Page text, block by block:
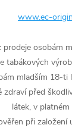
www.ec-
prodeje osobám
tabákových
mladším 18-ti
zdraví před
látek, v platném
při založení